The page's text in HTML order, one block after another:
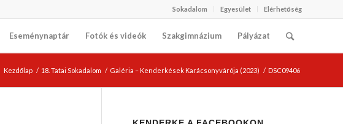
Sokadalom Egyesület Elérhetőség
Eseménynaptár Fotók és videók Szakgimnázium Pályázat
Kezdőlap / 18. Tatai Sokadalom / Galéria – Kenderkések Karácsonyvárója (2023) / DSC09406